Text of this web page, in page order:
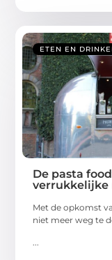
ETEN EN
De pasta
verrukkelijke
Met de opkomst
niet meer weg te
...